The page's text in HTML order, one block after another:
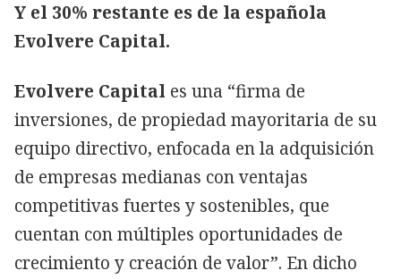
Y el 30% restante es de la española
Evolvere Capital.
Evolvere Capital es una “firma de
inversiones, de propiedad mayoritaria de su
equipo directivo, enfocada en la adquisición
de empresas medianas con ventajas
competitivas fuertes y sostenibles, que
cuentan con múltiples oportunidades de
crecimiento y creación de valor”. En dicho